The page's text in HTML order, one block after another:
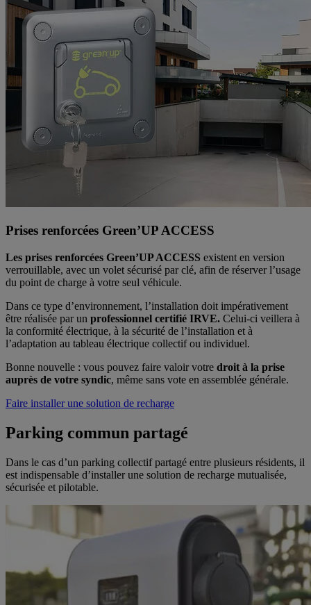
Prises renforcées Green’UP ACCESS
Les prises renforcées Green’UP ACCESS existent en version
verrouillable, avec un volet sécurisé par clé, afin de réserver l’usage
du point de charge à votre seul véhicule.
Dans ce type d’environnement, l’installation doit impérativement
être réalisée par un professionnel certifié IRVE. Celui-ci veillera à
la conformité électrique, à la sécurité de l’installation et à
l’adaptation au tableau électrique collectif ou individuel.
Bonne nouvelle : vous pouvez faire valoir votre droit à la prise
auprès de votre syndic, même sans vote en assemblée générale.
Faire installer une solution de recharge
Parking commun partagé
Dans le cas d’un parking collectif partagé entre plusieurs résidents, il
est indispensable d’installer une solution de recharge mutualisée,
sécurisée et pilotable.